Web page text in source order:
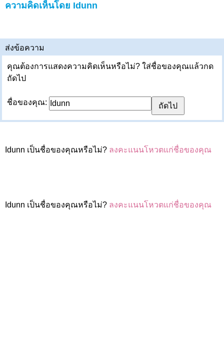
ความคิดเห็นโดย Idunn
ส่งข้อความ
คุณต้องการแสดงความคิดเห็นหรือไม่? ใส่ชื่อของคุณแล้วกด
ถัดไป
ชื่อของคุณ:
Idunn เป็นชื่อของคุณหรือไม่? ลงคะแนนโหวตแก่ชื่อของคุณ
Idunn เป็นชื่อของคุณหรือไม่? ลงคะแนนโหวตแก่ชื่อของคุณ